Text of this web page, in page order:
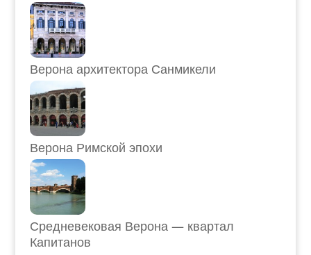
Верона архитектора Санмикели
Верона Римской эпохи
Средневековая Верона — квартал
Капитанов